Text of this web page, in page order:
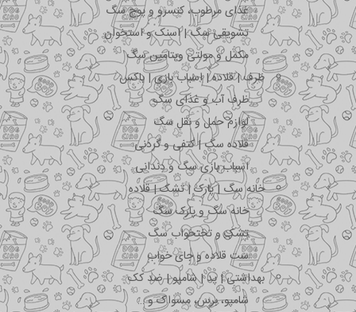
غذای مرطوب، کنسرو و پوچ سگ
تشویقی سگ | اسنک و استخوان
مکمل و مولتی ویتامین سگ
ظرف | قلاده | اسباب بازی | باکس
ظرف آب و غذای سگ
لوازم حمل و نقل سگ
قلاده سگ | کتفی و گردنی
اسباب بازی سگ و دندانی
خانه سگ | پارک | تشک | قلاده
خانه سگ و پارک سگ
تشک و تختخواب سگ
ست قلاده و جای خواب
بهداشتی | پد | شامپو | ضد کک
شامپو، برس، مسواک و …